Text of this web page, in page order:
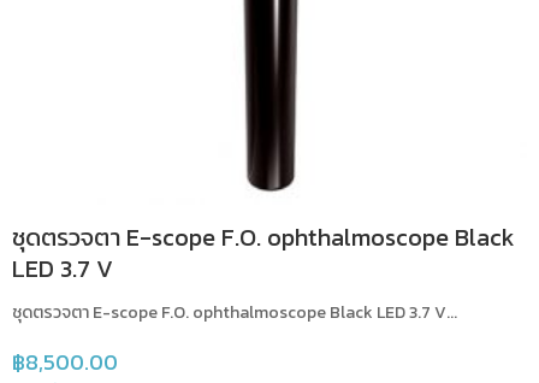
ชุดตรวจตา E-scope F.O. ophthalmoscope Black
LED 3.7 V
ชุดตรวจตา E-scope F.O. ophthalmoscope Black LED 3.7 V...
฿8,500.00